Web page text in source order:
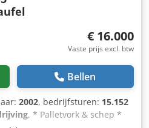
€ 16.000
Vaste prijs excl. btw
Bellen
2002, bedrijfsturen: 15.152
, * Palletvork & schep *